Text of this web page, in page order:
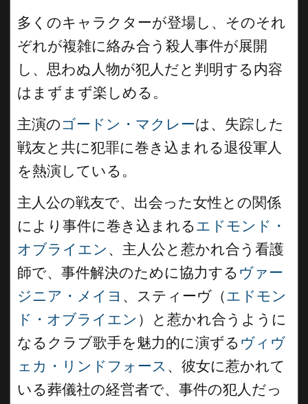
多くのキャラクターが登場し、そのそれ
ぞれが複雑に絡み合う殺人事件が展開
し、思わぬ人物が犯人だと判明する内容
はまずまず楽しめる。
主演のゴードン・マクレーは、失踪した
戦友と共に犯罪に巻き込まれる退役軍人
を熱演している。
主人公の戦友で、出会った女性との関係
により事件に巻き込まれるエドモンド・
オブライエン 、主人公と惹かれ合う看護
師で、事件解決のために協力する ヴァー
ジニア・メイヨ 、スティーヴ（エドモン
ド・オブライエン ）と惹かれ合うように
なるクラブ歌手を魅力的に演ずる ヴィヴ
ェカ・リンドフォース 、彼女に惹かれて
いる葬儀社の経営者で、事件の犯人だっ